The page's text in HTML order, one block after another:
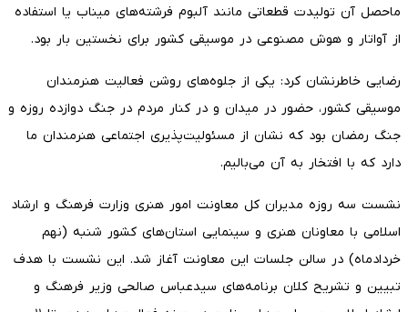
ماحصل آن تولیدت قطعاتی مانند آلبوم فرشته‌های میناب یا استفاده
از آواتار و هوش مصنوعی در موسیقی کشور برای نخستین بار بود.
رضایی خاطرنشان کرد: یکی از جلوه‌های روشن فعالیت هنرمندان
موسیقی کشور، حضور در میدان و در کنار مردم در جنگ دوازده روزه و
جنگ رمضان بود که نشان از مسئولیت‌پذیری اجتماعی هنرمندان ما
دارد که با افتخار به آن می‌بالیم.
نشست سه روزه مدیران کل معاونت امور هنری وزارت فرهنگ و ارشاد
اسلامی با معاونان هنری و سینمایی استان‌های کشور شنبه (نهم
خردادماه) در سالن جلسات این معاونت آغاز شد. این نشست با هدف
تبیین و تشریح کلان برنامه‌های سیدعباس صالحی وزیر فرهنگ و